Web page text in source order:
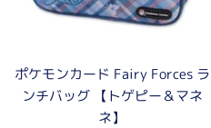
ポケモンカード Fairy Forces ラ
ンチバッグ 【トゲピー＆マネ
ネ】